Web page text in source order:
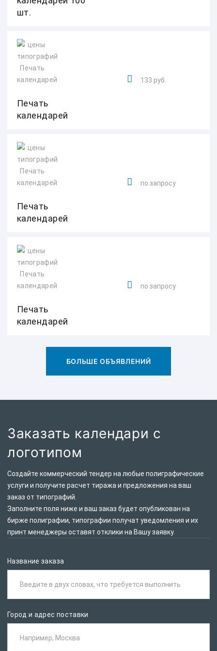
шт.
Печать
календарей
133 руб.
Печать
календарей
по запросу
Печать
календарей
по запросу
БОЛЬШЕ ОБЪЯВЛЕНИЙ
Заказать календари с
логотипом
Создайте коммерческий тендер на любые полиграфические
услуги и получите расчет тиража и предложения на ваш
заказ от типографий.
Заполните поля ниже и ваш заказ будет опубликован на
бирже полиграфии, типографии получат уведомления и их
принт менеджеры оставят отклики на Вашу заявку.
Название заказа
Введите в двух словах, что требуется выполнить
Город и адрес поставки
Например, Москва